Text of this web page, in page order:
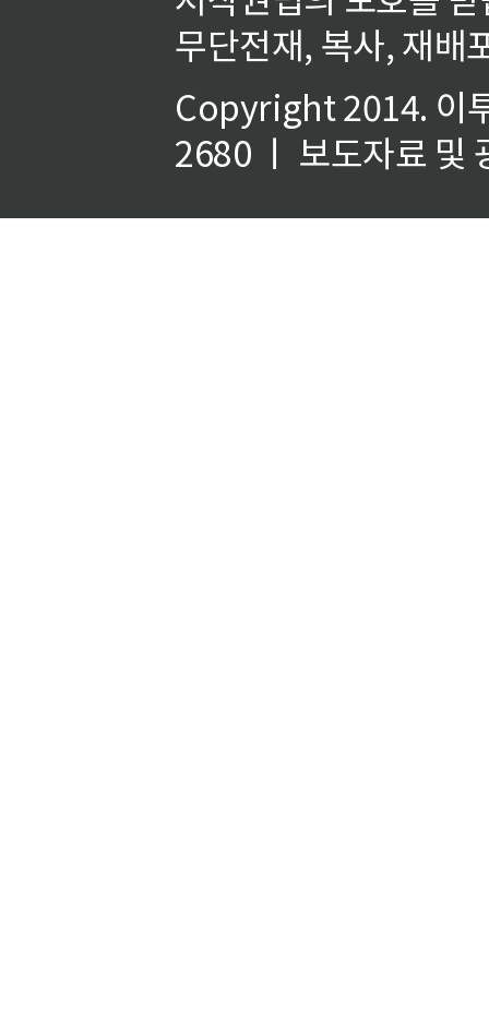
무단전재, 복사, 재배
Copyright 2014. 이
2680 ㅣ 보도자료